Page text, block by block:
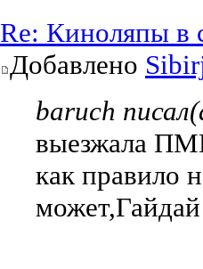
Re: Киноляпы в
Добавлено
baruch
выезжала
как правило